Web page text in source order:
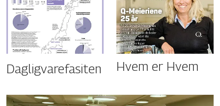
Dagligvarefasiten Hvem er Hvem